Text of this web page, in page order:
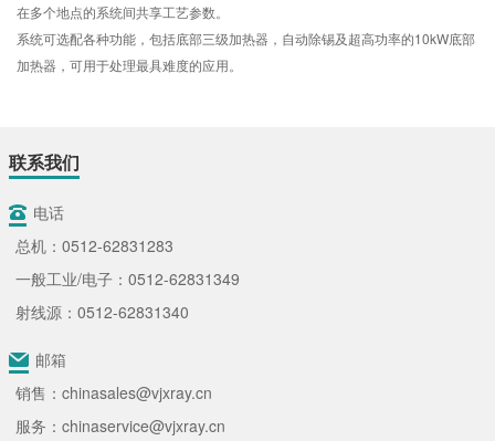
在多个地点的系统间共享工艺参数。
系统可选配各种功能，包括底部三级加热器，自动除锡及超高功率的10kW底部
加热器，可用于处理最具难度的应用。
联系我们
电话
总机：0512-62831283
一般工业/电子：0512-62831349
射线源：0512-62831340
邮箱
销售：chinasales@vjxray.cn
服务：chinaservice@vjxray.cn